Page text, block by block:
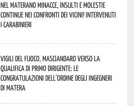
Nel materano minacce, insulti e molestie
continue nei confronti dei vicini! Intervenuti
i Carabinieri
Vigili del Fuoco, Masciandaro verso la
qualifica di Primo Dirigente: le
congratulazioni dell’Ordine degli Ingegneri
di Matera